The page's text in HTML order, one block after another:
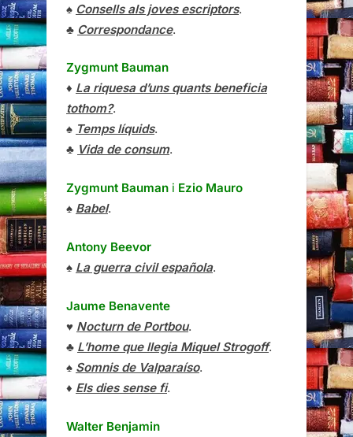
♠ Consells als joves escriptors.
♣ Correspondance.
Zygmunt Bauman
♦ La riquesa d’uns quants beneficia
tothom?.
♠ Temps líquids.
♣ Vida de consum.
Zygmunt Bauman i Ezio Mauro
♠ Babel.
Antony Beevor
♠ La guerra civil española.
Jaume Benavente
♥ Nocturn de Portbou.
♣ L’home que llegia Miquel Strogoff.
♠ Somnis de Valparaíso.
♦ Els dies sense fi.
Walter Benjamin